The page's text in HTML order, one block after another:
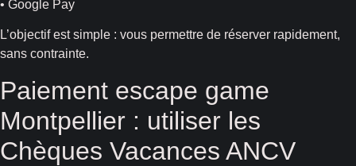
• Google Pay
L’objectif est simple : vous permettre de réserver rapidement,
sans contrainte.
Paiement escape game
Montpellier : utiliser les
Chèques Vacances ANCV